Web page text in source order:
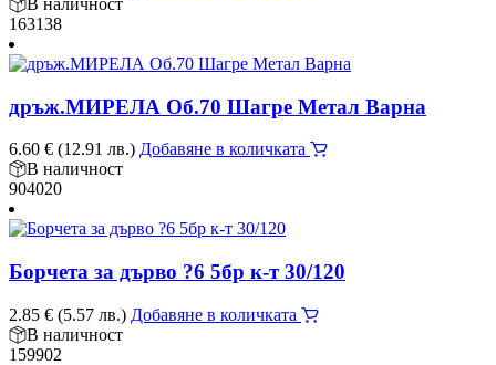
163138
дръж.МИРЕЛА Об.70 Шагре Метал Варна
6.60 € (12.91 лв.) Добавяне в количката
В наличност
904020
Борчета за дърво ?6 5бр к-т 30/120
2.85 € (5.57 лв.) Добавяне в количката
В наличност
159902